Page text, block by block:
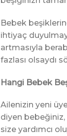
Bebek
ihtiyaç
artmasıyla
fazlası olsaydı
Hangi Bebek
Ailenizin yeni
diyen bebeğiniz,
size yardımcı